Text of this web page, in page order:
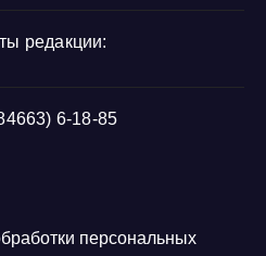
редакции:
6-18-85
персональных